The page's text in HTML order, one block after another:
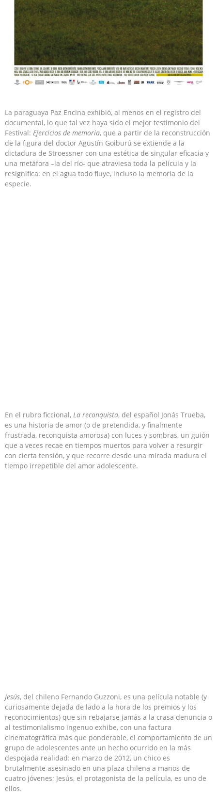
La paraguaya Paz Encina exhibió, al menos en el registro del
documental, lo que tal vez haya sido el mejor testimonio del
Festival: Ejercicios de memoria, que a partir de la reconstrucción
de la figura del doctor Agustín Goiburú se extiende a la
dictadura de Stroessner con una estética de singular eficacia y
una metáfora –la del río- que atraviesa toda la película y la
resignifica: en el agua todo fluye, incluso la memoria de la
especie.
En el rubro ficcional, La reconquista, del español Jonás Trueba,
es una historia de amor (o de pretendida, y finalmente
frustrada, reconquista amorosa) con luces y sombras, un guión
que a veces recae en tiempos muertos para volver a resurgir
con cierta tensión, y que recorre desde una mirada madura el
tiempo irrepetible del amor adolescente.
Jesús, del chileno Fernando Guzzoni, es una película notable (y
curiosamente dejada de lado a la hora de los premios y los
reconocimientos) que sin rebajarse jamás a la crasa denuncia o
al testimonialismo ingenuo exhibe, con una factura
cinematográfica más que ponderable, el comportamiento de un
grupo de adolescentes ante un hecho ocurrido en la más
despojada realidad: en marzo de 2012, un chico es
brutalmente asesinado en una plaza chilena a manos de
cuatro jóvenes; Jesús, el protagonista de la película, es uno de
ellos.